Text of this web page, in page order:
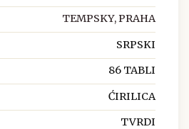
TEMPSKY, PRAHA
SRPSKI
86 TABLI
ĆIRILICA
TVRDI